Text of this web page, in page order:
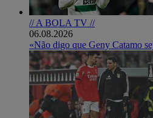
// A BOLA TV //
06.08.2026
«Não digo que Geny Catamo